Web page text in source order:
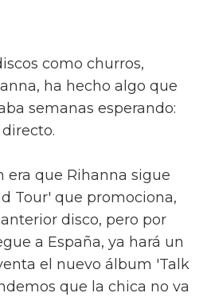
como churros,
ha hecho algo que
semanas esperando:
era que Rihanna sigue
Tour' que promociona,
disco, pero por
a España, ya hará un
el nuevo álbum 'Talk
que la chica no va